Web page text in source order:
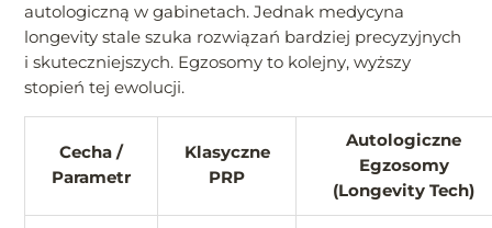
autologiczną w gabinetach. Jednak medycyna
longevity stale szuka rozwiązań bardziej precyzyjnych
i skuteczniejszych. Egzosomy to kolejny, wyższy
stopień tej ewolucji.
Cecha /
Parametr
Klasyczne
PRP
Autologiczne
Egzosomy
(Longevity Tech)